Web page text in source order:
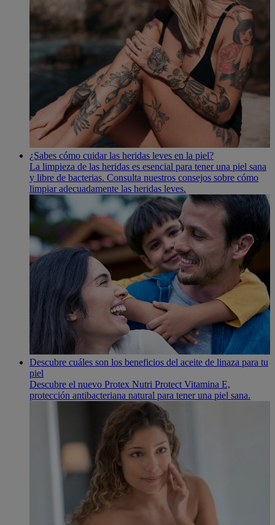
¿Sabes cómo cuidar las heridas leves en la piel?
La limpieza de las heridas es esencial para tener una piel sana
y libre de bacterias. Consulta nuestros consejos sobre cómo
limpiar adecuadamente las heridas leves.
Descubre cuáles son los beneficios del aceite de linaza para tu
piel
Descubre el nuevo Protex Nutri Protect Vitamina E,
protección antibacteriana natural para tener una piel sana.